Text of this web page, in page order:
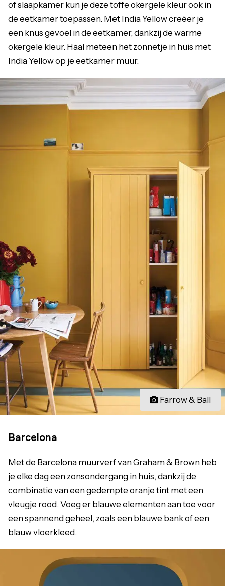
of slaapkamer kun je deze toffe okergele kleur ook in
de eetkamer toepassen. Met India Yellow creëer je
een knus gevoel in de eetkamer, dankzij de warme
okergele kleur. Haal meteen het zonnetje in huis met
India Yellow op je eetkamer muur.
Farrow & Ball
Barcelona
Met de Barcelona muurverf van Graham & Brown heb
je elke dag een zonsondergang in huis, dankzij de
combinatie van een gedempte oranje tint met een
vleugje rood. Voeg er blauwe elementen aan toe voor
een spannend geheel, zoals een blauwe bank of een
blauw vloerkleed.